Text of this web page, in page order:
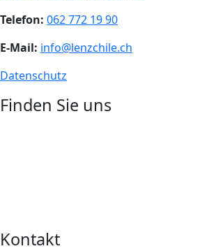
Telefon: 062 772 19 90
E-Mail: info@lenzchile.ch
Datenschutz
Finden Sie uns
Kontakt